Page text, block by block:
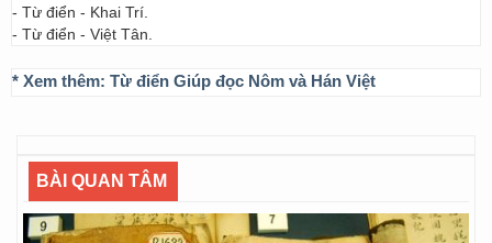
- Từ điển - Khai Trí.
- Từ điển - Việt Tân.
* Xem thêm: Từ điển Giúp đọc Nôm và Hán Việt
BÀI QUAN TÂM